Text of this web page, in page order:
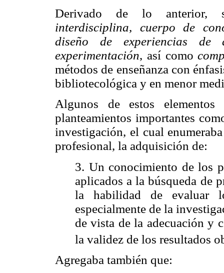
Derivado de lo anterior,
interdisciplina, cuerpo de
diseño de experiencias de
experimentación, así como
métodos de enseñanza con
bibliotecológica y en menor
Algunos de estos
planteamientos importantes
investigación, el cual
profesional, la adquisición de:
3. Un conocimiento de los
aplicados a la búsqueda de
la habilidad de evaluar
especialmente de la
de vista de la adecuación y
la validez de los resultados
Agregaba también que: